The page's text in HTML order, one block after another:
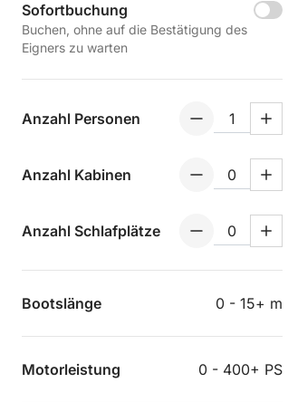
Sofortbuchung
Buchen, ohne auf die Bestätigung des
Eigners zu warten
Anzahl Personen
Anzahl Kabinen
Anzahl Schlafplätze
Bootslänge 0 - 15+ m
Motorleistung 0 - 400+ PS